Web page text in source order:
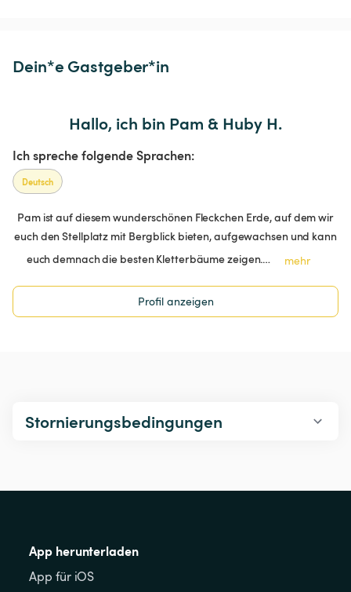
Dein*e Gastgeber*in
Hallo, ich bin Pam & Huby H.
Ich spreche folgende Sprachen:
Deutsch
Pam ist auf diesem wunderschönen Fleckchen Erde, auf dem wir
euch den Stellplatz mit Bergblick bieten, aufgewachsen und kann
euch demnach die besten Kletterbäume zeigen.…
mehr
Profil anzeigen
Stornierungsbedingungen
App herunterladen
App für iOS